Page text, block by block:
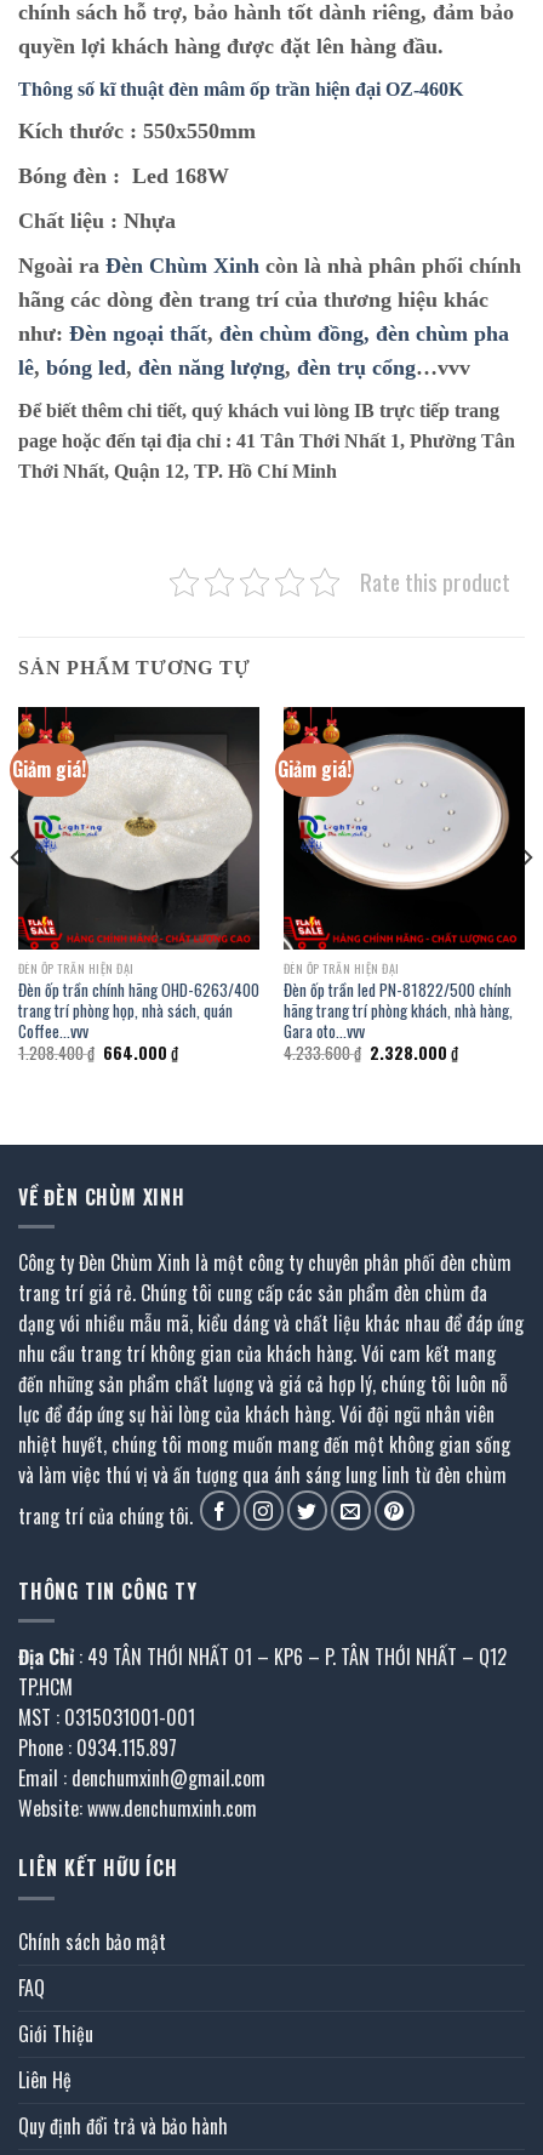
chính sách hỗ trợ, bảo hành tốt dành riêng, đảm bảo
quyền lợi khách hàng được đặt lên hàng đầu.
Thông số kĩ thuật đèn mâm ốp trần hiện đại OZ-460K
Kích thước : 550x550mm
Bóng đèn : Led 168W
Chất liệu : Nhựa
Ngoài ra Đèn Chùm Xinh còn là nhà phân phối chính
hãng các dòng đèn trang trí của thương hiệu khác
như: Đèn ngoại thất, đèn chùm đồng, đèn chùm pha
lê, bóng led, đèn năng lượng, đèn trụ cổng…vvv
Để biết thêm chi tiết, quý khách vui lòng IB trực tiếp trang
page hoặc đến tại địa chỉ : 41 Tân Thới Nhất 1, Phường Tân
Thới Nhất, Quận 12, TP. Hồ Chí Minh
Rate this product
SẢN PHẨM TƯƠNG TỰ
Giảm giá!
ĐÈN ỐP TRẦN HIỆN ĐẠI
Đèn ốp trần chính hãng OHD-6263/400
trang trí phòng họp, nhà sách, quán
Coffee…vvv
1.208.400₫ Giá
gốc
664.000 ₫Giá
hiện
Giảm giá!
ĐÈN ỐP TRẦN HIỆN ĐẠI
Đèn ốp trần led PN-81822/500 chính
hãng trang trí phòng khách, nhà hàng,
Gara oto…vvv
4.233.600₫ Giá
gốc
2.328.000 ₫Giá
hiện
VỀ ĐÈN CHÙM XINH
Công ty Đèn Chùm Xinh là một công ty chuyên phân phối đèn chùm
trang trí giá rẻ. Chúng tôi cung cấp các sản phẩm đèn chùm đa
dạng với nhiều mẫu mã, kiểu dáng và chất liệu khác nhau để đáp ứng
nhu cầu trang trí không gian của khách hàng. Với cam kết mang
đến những sản phẩm chất lượng và giá cả hợp lý, chúng tôi luôn nỗ
lực để đáp ứng sự hài lòng của khách hàng. Với đội ngũ nhân viên
nhiệt huyết, chúng tôi mong muốn mang đến một không gian sống
và làm việc thú vị và ấn tượng qua ánh sáng lung linh từ đèn chùm
trang trí của chúng tôi.
THÔNG TIN CÔNG TY
Địa Chỉ : 49 TÂN THỚI NHẤT 01 – KP6 – P. TÂN THỚI NHẤT – Q12
TP.HCM
MST : 0315031001-001
Phone : 0934.115.897
Email : denchumxinh@gmail.com
Website: www.denchumxinh.com
LIÊN KẾT HỮU ÍCH
Chính sách bảo mật
FAQ
Giới Thiệu
Liên Hệ
Quy định đổi trả và bảo hành